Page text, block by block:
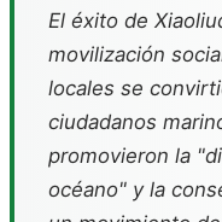
El éxito de
movilización
locales se
ciudadanos
promovieron la
océano" y la